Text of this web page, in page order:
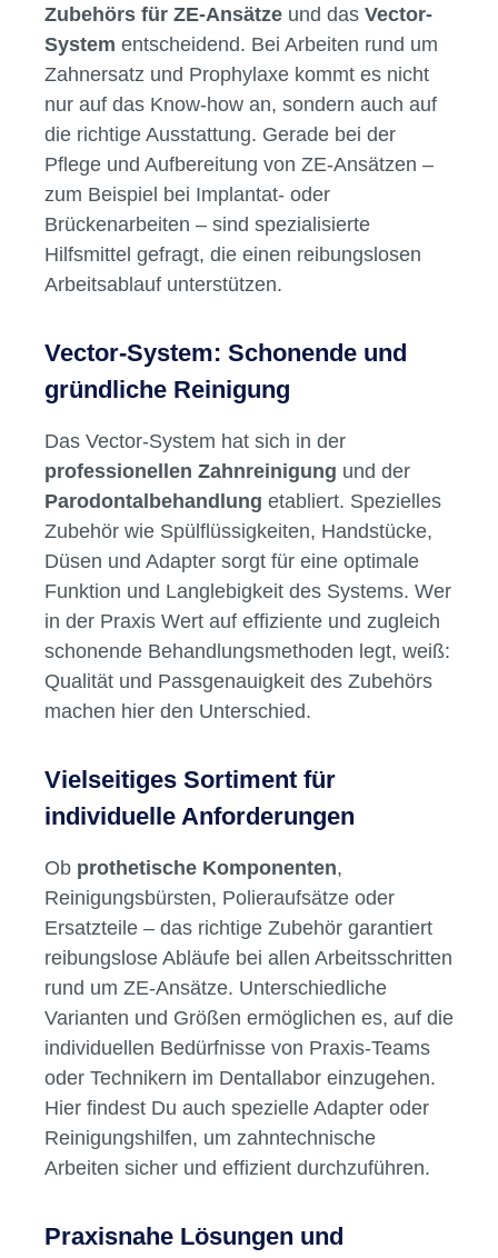
Zubehörs für ZE-Ansätze und das Vector-
System entscheidend. Bei Arbeiten rund um
Zahnersatz und Prophylaxe kommt es nicht
nur auf das Know-how an, sondern auch auf
die richtige Ausstattung. Gerade bei der
Pflege und Aufbereitung von ZE-Ansätzen –
zum Beispiel bei Implantat- oder
Brückenarbeiten – sind spezialisierte
Hilfsmittel gefragt, die einen reibungslosen
Arbeitsablauf unterstützen.
Vector-System: Schonende und
gründliche Reinigung
Das Vector-System hat sich in der
professionellen Zahnreinigung und der
Parodontalbehandlung etabliert. Spezielles
Zubehör wie Spülflüssigkeiten, Handstücke,
Düsen und Adapter sorgt für eine optimale
Funktion und Langlebigkeit des Systems. Wer
in der Praxis Wert auf effiziente und zugleich
schonende Behandlungsmethoden legt, weiß:
Qualität und Passgenauigkeit des Zubehörs
machen hier den Unterschied.
Vielseitiges Sortiment für
individuelle Anforderungen
Ob prothetische Komponenten,
Reinigungsbürsten, Polieraufsätze oder
Ersatzteile – das richtige Zubehör garantiert
reibungslose Abläufe bei allen Arbeitsschritten
rund um ZE-Ansätze. Unterschiedliche
Varianten und Größen ermöglichen es, auf die
individuellen Bedürfnisse von Praxis-Teams
oder Technikern im Dentallabor einzugehen.
Hier findest Du auch spezielle Adapter oder
Reinigungshilfen, um zahntechnische
Arbeiten sicher und effizient durchzuführen.
Praxisnahe Lösungen und